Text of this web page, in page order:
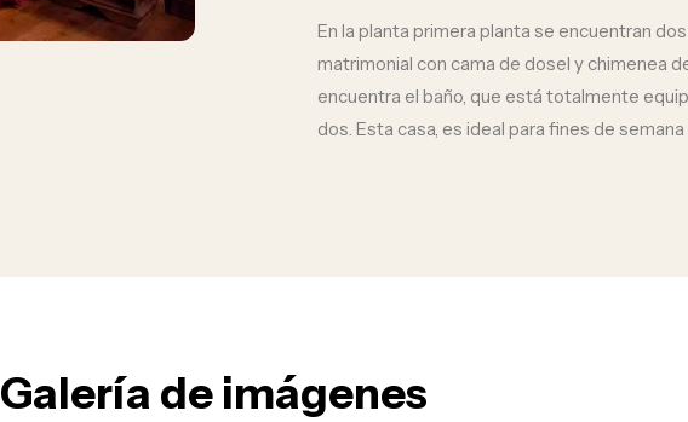
En la planta primera planta se encuentran
matrimonial con cama de dosel y chimenea
encuentra el baño, que está totalmente
dos. Esta casa, es ideal para fines de
Galería de imágenes